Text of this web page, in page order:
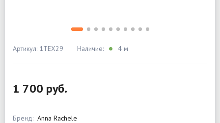
Артикул: 1TEX29 Наличие: 4 м
1 700 руб.
Бренд: Anna Rachele